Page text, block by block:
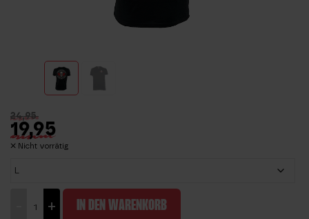
24,95
19,95
Nicht vorrätig
+ IN DEN WARENKORB